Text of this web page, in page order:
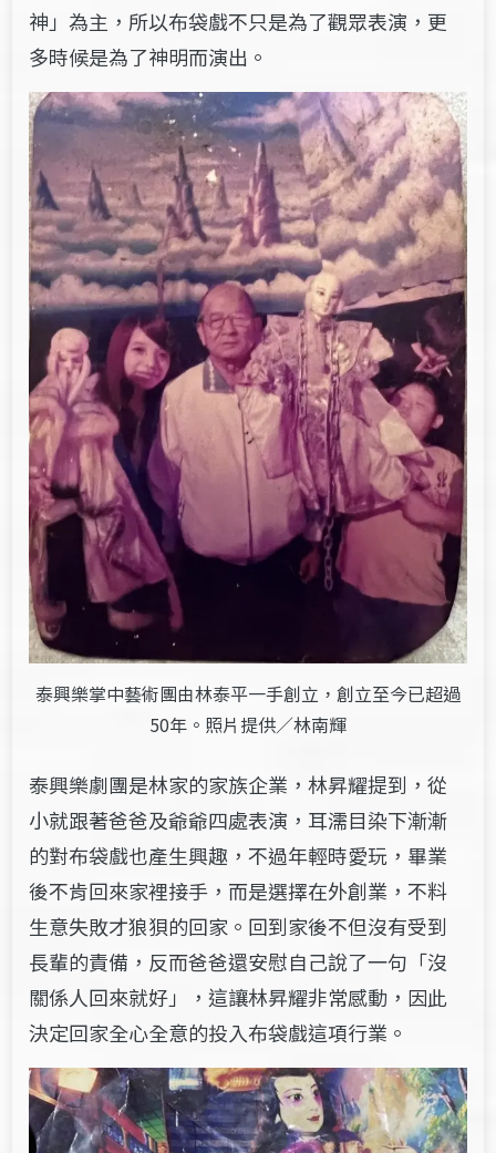
神」為主，所以布袋戲不只是為了觀眾表演，更
多時候是為了神明而演出。
泰興樂掌中藝術團由林泰平一手創立，創立至今已超過
50年。照片提供／林南輝
泰興樂劇團是林家的家族企業，林昇耀提到，從
小就跟著爸爸及爺爺四處表演，耳濡目染下漸漸
的對布袋戲也產生興趣，不過年輕時愛玩，畢業
後不肯回來家裡接手，而是選擇在外創業，不料
生意失敗才狼狽的回家。回到家後不但沒有受到
長輩的責備，反而爸爸還安慰自己說了一句「沒
關係人回來就好」，這讓林昇耀非常感動，因此
決定回家全心全意的投入布袋戲這項行業。